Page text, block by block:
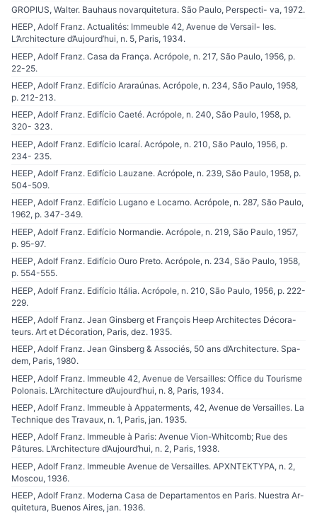
GROPIUS, Walter. Bauhaus novarquitetura. São Paulo, Perspecti- va, 1972.
HEEP, Adolf Franz. Actualités: Immeuble 42, Avenue de Versail- les.
L’Architecture d’Aujourd’hui, n. 5, Paris, 1934.
HEEP, Adolf Franz. Casa da França. Acrópole, n. 217, São Paulo, 1956, p.
22-25.
HEEP, Adolf Franz. Edifício Araraúnas. Acrópole, n. 234, São Paulo, 1958,
p. 212-213.
HEEP, Adolf Franz. Edifício Caeté. Acrópole, n. 240, São Paulo, 1958, p.
320- 323.
HEEP, Adolf Franz. Edifício Icaraí. Acrópole, n. 210, São Paulo, 1956, p.
234- 235.
HEEP, Adolf Franz. Edifício Lauzane. Acrópole, n. 239, São Paulo, 1958, p.
504-509.
HEEP, Adolf Franz. Edifício Lugano e Locarno. Acrópole, n. 287, São Paulo,
1962, p. 347-349.
HEEP, Adolf Franz. Edifício Normandie. Acrópole, n. 219, São Paulo, 1957,
p. 95-97.
HEEP, Adolf Franz. Edifício Ouro Preto. Acrópole, n. 234, São Paulo, 1958,
p. 554-555.
HEEP, Adolf Franz. Edifício Itália. Acrópole, n. 210, São Paulo, 1956, p. 222-
229.
HEEP, Adolf Franz. Jean Ginsberg et François Heep Architectes Décora-
teurs. Art et Décoration, Paris, dez. 1935.
HEEP, Adolf Franz. Jean Ginsberg & Associés, 50 ans d’Architecture. Spa-
dem, Paris, 1980.
HEEP, Adolf Franz. Immeuble 42, Avenue de Versailles: Office du Tourisme
Polonais. L’Architecture d’Aujourd’hui, n. 8, Paris, 1934.
HEEP, Adolf Franz. Immeuble à Appaterments, 42, Avenue de Versailles. La
Technique des Travaux, n. 1, Paris, jan. 1935.
HEEP, Adolf Franz. Immeuble à Paris: Avenue Vion-Whitcomb; Rue des
Pâtures. L’Architecture d’Aujourd’hui, n. 2, Paris, 1938.
HEEP, Adolf Franz. Immeuble Avenue de Versailles. APXNTEKTYPA, n. 2,
Moscou, 1936.
HEEP, Adolf Franz. Moderna Casa de Departamentos en Paris. Nuestra Ar-
quitetura, Buenos Aires, jan. 1936.